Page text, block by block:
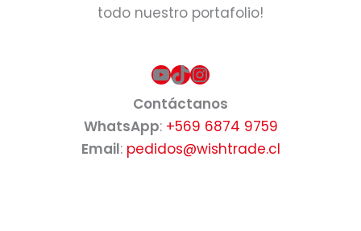
todo nuestro portafolio!
YouTube
TikTok
Instagram
Contáctanos
WhatsApp: +569 6874 9759
Email: pedidos@wishtrade.cl